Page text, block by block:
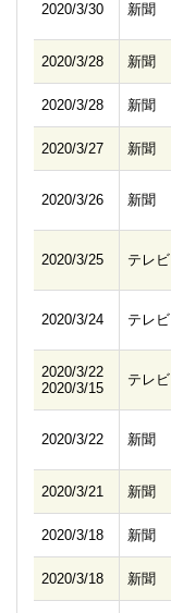
2020/3/30 新聞
2020/3/28 新聞
2020/3/28 新聞
2020/3/27 新聞
2020/3/26 新聞
2020/3/25 テレビ
2020/3/24 テレビ
2020/3/22
2020/3/15
テレビ
2020/3/22 新聞
2020/3/21 新聞
2020/3/18 新聞
2020/3/18 新聞